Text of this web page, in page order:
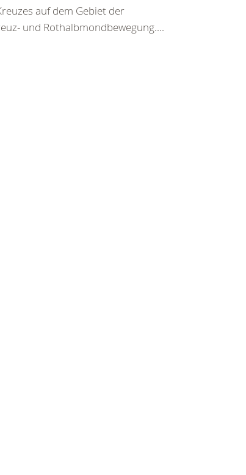
auf dem Gebiet der
und Rothalbmondbewegung....